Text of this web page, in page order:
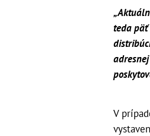
teda päť
V